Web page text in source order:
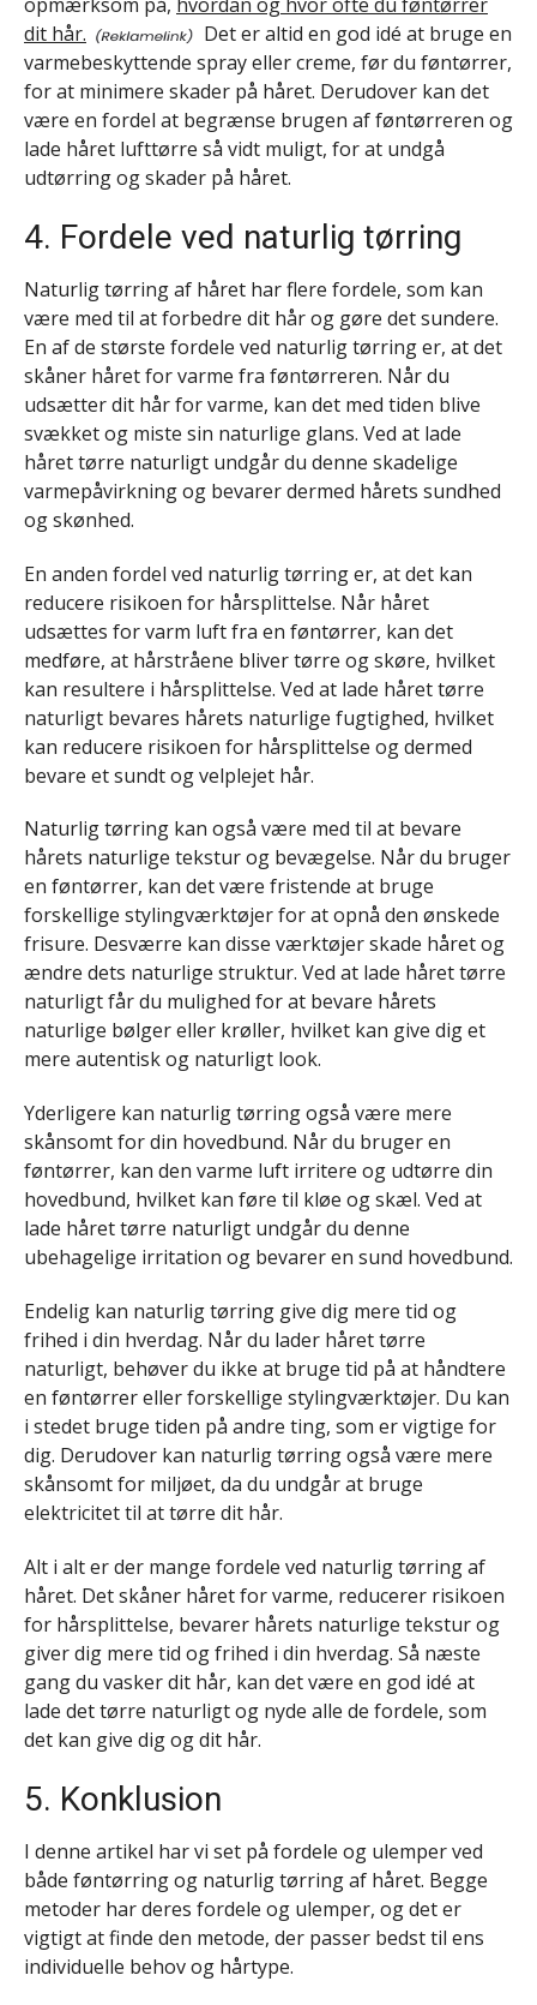
dit hår.
Det er altid en god idé at bruge en
varmebeskyttende spray eller creme, før du føntørrer,
for at minimere skader på håret. Derudover kan det
være en fordel at begrænse brugen af føntørreren og
lade håret lufttørre så vidt muligt, for at undgå
udtørring og skader på håret.
4. Fordele ved naturlig tørring
Naturlig tørring af håret har flere fordele, som kan
være med til at forbedre dit hår og gøre det sundere.
En af de største fordele ved naturlig tørring er, at det
skåner håret for varme fra føntørreren. Når du
udsætter dit hår for varme, kan det med tiden blive
svækket og miste sin naturlige glans. Ved at lade
håret tørre naturligt undgår du denne skadelige
varmepåvirkning og bevarer dermed hårets sundhed
og skønhed.
En anden fordel ved naturlig tørring er, at det kan
reducere risikoen for hårsplittelse. Når håret
udsættes for varm luft fra en føntørrer, kan det
medføre, at hårstråene bliver tørre og skøre, hvilket
kan resultere i hårsplittelse. Ved at lade håret tørre
naturligt bevares hårets naturlige fugtighed, hvilket
kan reducere risikoen for hårsplittelse og dermed
bevare et sundt og velplejet hår.
Naturlig tørring kan også være med til at bevare
hårets naturlige tekstur og bevægelse. Når du bruger
en føntørrer, kan det være fristende at bruge
forskellige stylingværktøjer for at opnå den ønskede
frisure. Desværre kan disse værktøjer skade håret og
ændre dets naturlige struktur. Ved at lade håret tørre
naturligt får du mulighed for at bevare hårets
naturlige bølger eller krøller, hvilket kan give dig et
mere autentisk og naturligt look.
Yderligere kan naturlig tørring også være mere
skånsomt for din hovedbund. Når du bruger en
føntørrer, kan den varme luft irritere og udtørre din
hovedbund, hvilket kan føre til kløe og skæl. Ved at
lade håret tørre naturligt undgår du denne
ubehagelige irritation og bevarer en sund hovedbund.
Endelig kan naturlig tørring give dig mere tid og
frihed i din hverdag. Når du lader håret tørre
naturligt, behøver du ikke at bruge tid på at håndtere
en føntørrer eller forskellige stylingværktøjer. Du kan
i stedet bruge tiden på andre ting, som er vigtige for
dig. Derudover kan naturlig tørring også være mere
skånsomt for miljøet, da du undgår at bruge
elektricitet til at tørre dit hår.
Alt i alt er der mange fordele ved naturlig tørring af
håret. Det skåner håret for varme, reducerer risikoen
for hårsplittelse, bevarer hårets naturlige tekstur og
giver dig mere tid og frihed i din hverdag. Så næste
gang du vasker dit hår, kan det være en god idé at
lade det tørre naturligt og nyde alle de fordele, som
det kan give dig og dit hår.
5. Konklusion
I denne artikel har vi set på fordele og ulemper ved
både føntørring og naturlig tørring af håret. Begge
metoder har deres fordele og ulemper, og det er
vigtigt at finde den metode, der passer bedst til ens
individuelle behov og hårtype.